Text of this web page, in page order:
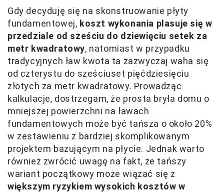
Gdy decyduję się na skonstruowanie płyty
fundamentowej, koszt wykonania plasuje się w
przedziale od sześciu do dziewięciu setek za
metr kwadratowy, natomiast w przypadku
tradycyjnych ław kwota ta zazwyczaj waha się
od czterystu do sześciuset pięćdziesięciu
złotych za metr kwadratowy. Prowadząc
kalkulacje, dostrzegam, że prosta bryła domu o
mniejszej powierzchni na ławach
fundamentowych może być tańsza o około 20%
w zestawieniu z bardziej skomplikowanym
projektem bazującym na płycie. Jednak warto
również zwrócić uwagę na fakt, że tańszy
wariant początkowy może wiązać się z
większym ryzykiem wysokich kosztów w